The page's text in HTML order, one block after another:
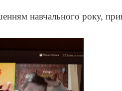
навчального року,